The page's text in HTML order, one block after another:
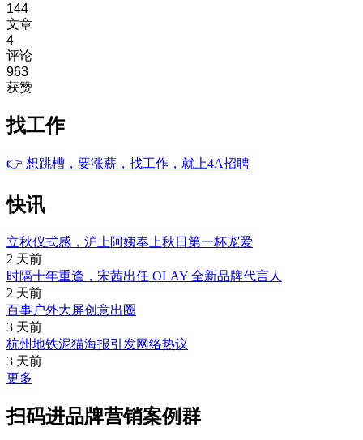
144
文章
4
评论
963
获赞
找工作
👉 想跳槽，要涨薪，找工作，就上4A招聘
快讯
立秋仪式感，沪上阿姨奉上秋日第一杯宠爱
2 天前
时隔十年重逢，宋茜出任 OLAY 全新品牌代言人
2 天前
百事户外大屏创意出圈
3 天前
杭州地铁泥猫海报引发网络热议
3 天前
更多
扫码进品牌营销案例群